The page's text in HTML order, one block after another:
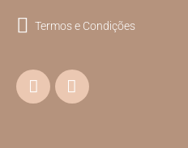
Termos e Condições